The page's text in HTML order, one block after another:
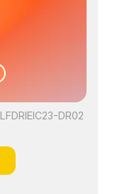
LFDRIEIC23-DR02